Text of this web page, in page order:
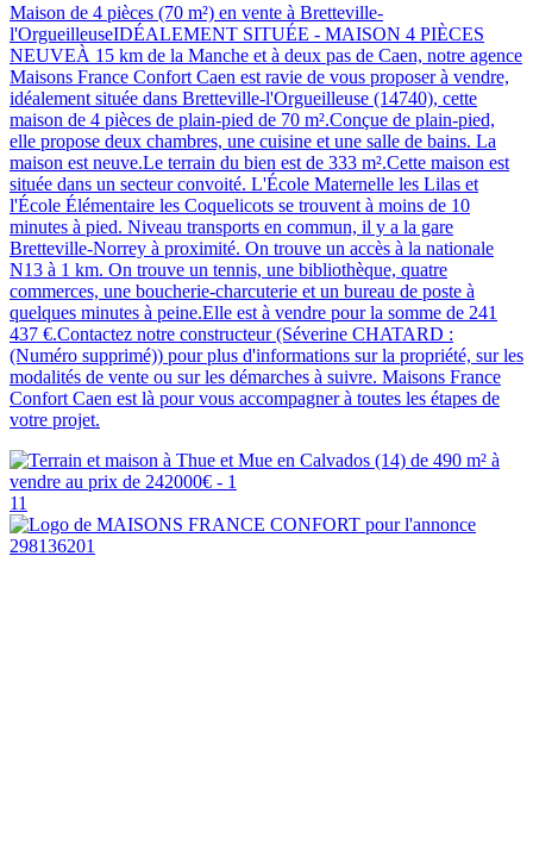
Maison de 4 pièces (70 m²) en vente à Bretteville-
l'OrgueilleuseIDÉALEMENT SITUÉE - MAISON 4 PIÈCES
NEUVEÀ 15 km de la Manche et à deux pas de Caen, notre agence
Maisons France Confort Caen est ravie de vous proposer à vendre,
idéalement située dans Bretteville-l'Orgueilleuse (14740), cette
maison de 4 pièces de plain-pied de 70 m².Conçue de plain-pied,
elle propose deux chambres, une cuisine et une salle de bains. La
maison est neuve.Le terrain du bien est de 333 m².Cette maison est
située dans un secteur convoité. L'École Maternelle les Lilas et
l'École Élémentaire les Coquelicots se trouvent à moins de 10
minutes à pied. Niveau transports en commun, il y a la gare
Bretteville-Norrey à proximité. On trouve un accès à la nationale
N13 à 1 km. On trouve un tennis, une bibliothèque, quatre
commerces, une boucherie-charcuterie et un bureau de poste à
quelques minutes à peine.Elle est à vendre pour la somme de 241
437 €.Contactez notre constructeur (Séverine CHATARD :
(Numéro supprimé)) pour plus d'informations sur la propriété, sur les
modalités de vente ou sur les démarches à suivre. Maisons France
Confort Caen est là pour vous accompagner à toutes les étapes de
votre projet.
11